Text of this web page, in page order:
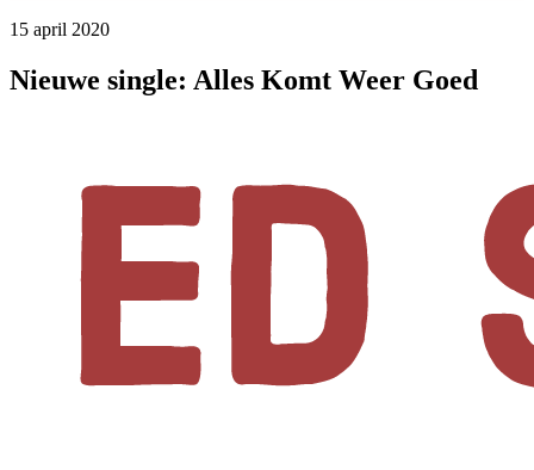
15 april 2020
Nieuwe single: Alles Komt Weer Goed